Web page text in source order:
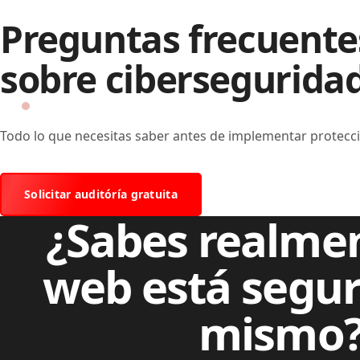
Preguntas
sobre
Todo lo que necesitas saber antes de implementar
Solicitar auditóría gratuita
¿Sabes
web está